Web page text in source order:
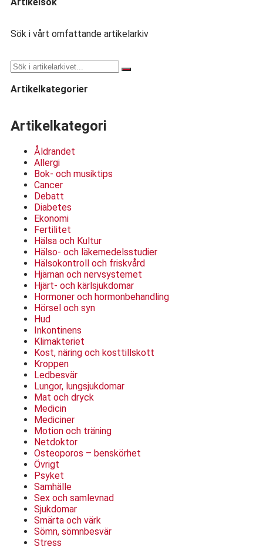
Sök i vårt omfattande artikelarkiv
Artikelkategorier
Artikelkategori
Åldrandet
Allergi
Bok- och musiktips
Cancer
Debatt
Diabetes
Ekonomi
Fertilitet
Hälsa och Kultur
Hälso- och läkemedelsstudier
Hälsokontroll och friskvård
Hjärnan och nervsystemet
Hjärt- och kärlsjukdomar
Hormoner och hormonbehandling
Hörsel och syn
Hud
Inkontinens
Klimakteriet
Kost, näring och kosttillskott
Kroppen
Ledbesvär
Lungor, lungsjukdomar
Mat och dryck
Medicin
Mediciner
Motion och träning
Netdoktor
Osteoporos – benskörhet
Övrigt
Psyket
Samhälle
Sex och samlevnad
Sjukdomar
Smärta och värk
Sömn, sömnbesvär
Stress